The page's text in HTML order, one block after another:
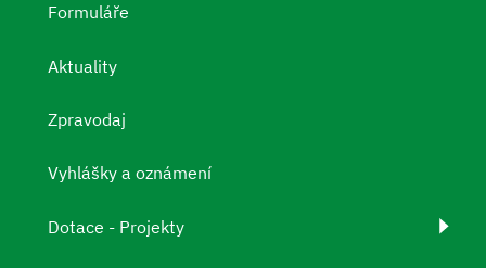
Formuláře
Aktuality
Zpravodaj
Vyhlášky a oznámení
Dotace - Projekty